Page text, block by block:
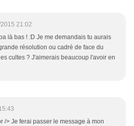
21:02
là bas ! :D Je me demandais tu aurais
résolution ou cadré de face du
cultes ? J'aimerais beaucoup l'avoir en
/> Je ferai passer le message à mon